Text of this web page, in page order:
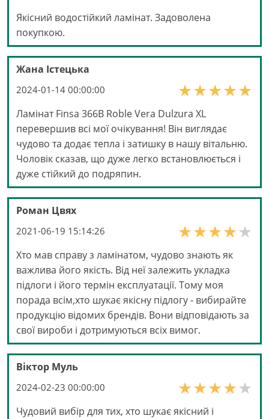
Якісний водостійкий ламінат. Задоволена
покупкою.
Жана Істецька
2024-01-14 00:00:00
Ламінат Finsa 366B Roble Vera Dulzura XL
перевершив всі мої очікування! Він виглядає
чудово та додає тепла і затишку в нашу вітальню.
Чоловік сказав, що дуже легко встановлюється і
дуже стійкий до подряпин.
Роман Цвях
2021-06-19 15:14:26
Хто мав справу з ламінатом, чудово знають як
важлива його якість. Від неї залежить укладка
підлоги і його термін експлуатації. Тому моя
порада всім,хто шукає якісну підлогу - вибирайте
продукцію відомих брендів. Вони відповідають за
свої вироби і дотримуються всіх вимог.
Віктор Муль
2024-02-23 00:00:00
Чудовий вибір для тих, хто шукає якісний і